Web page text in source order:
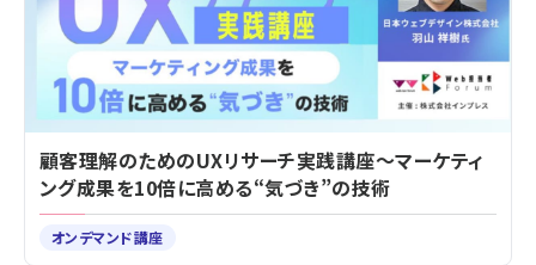
顧客理解のためのUXリサーチ実践講座～マーケティ
ング成果を10倍に高める“気づき”の技術
オンデマンド講座